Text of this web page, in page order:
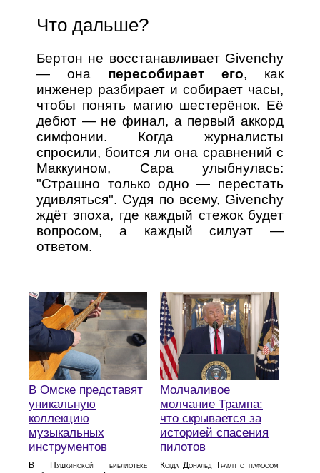
Что дальше?
Бертон не восстанавливает Givenchy
— она пересобирает его, как
инженер разбирает и собирает часы,
чтобы понять магию шестерёнок. Её
дебют — не финал, а первый аккорд
симфонии. Когда журналисты
спросили, боится ли она сравнений с
Маккуином, Сара улыбнулась:
"Страшно только одно — перестать
удивляться". Судя по всему, Givenchy
ждёт эпоха, где каждый стежок будет
вопросом, а каждый силуэт —
ответом.
В Омске представят
уникальную
коллекцию
музыкальных
инструментов
В Пушкинской библиотеке
Молчаливое
молчание Трампа:
что скрывается за
историей спасения
пилотов
Когда Дональд Трамп с пафосом